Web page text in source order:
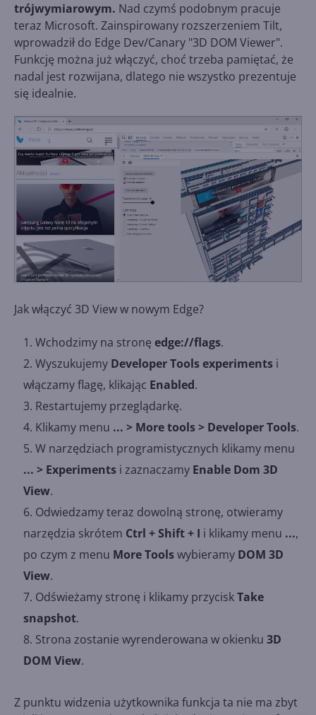
trójwymiarowym. Nad czymś podobnym pracuje
teraz Microsoft. Zainspirowany rozszerzeniem Tilt,
wprowadził do Edge Dev/Canary "3D DOM Viewer".
Funkcję można już włączyć, choć trzeba pamiętać, że
nadal jest rozwijana, dlatego nie wszystko prezentuje
się idealnie.
Jak włączyć 3D View w nowym Edge?
Wchodzimy na stronę edge://flags.
Wyszukujemy Developer Tools experiments i
włączamy flagę, klikając Enabled.
Restartujemy przeglądarkę.
Klikamy menu ... > More tools > Developer Tools.
W narzędziach programistycznych klikamy menu
... > Experiments i zaznaczamy Enable Dom 3D
View.
Odwiedzamy teraz dowolną stronę, otwieramy
narzędzia skrótem Ctrl + Shift + I i klikamy menu ...,
po czym z menu More Toolswybieramy DOM 3D
View.
Odświeżamy stronę i klikamy przyciskTake
snapshot.
Strona zostanie wyrenderowana w okienku 3D
DOM View.
Z punktu widzenia użytkownika funkcja ta nie ma zbyt